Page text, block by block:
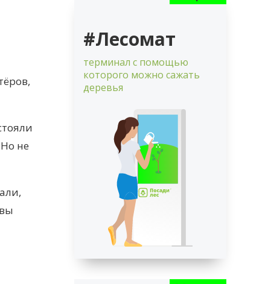
не
#Лесомат
терминал с помощью
которого можно сажать
деревья